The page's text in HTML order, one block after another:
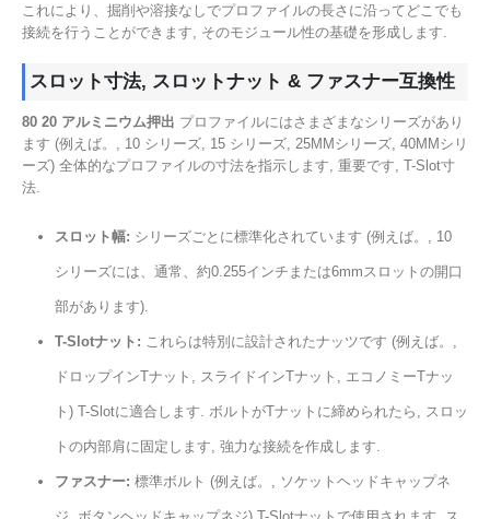
これにより、掘削や溶接なしでプロファイルの長さに沿ってどこでも
接続を行うことができます, そのモジュール性の基礎を形成します.
スロット寸法, スロットナット & ファスナー互換性
80 20 アルミニウム押出 プロファイルにはさまざまなシリーズがあり
ます (例えば。, 10 シリーズ, 15 シリーズ, 25MMシリーズ, 40MMシリ
ーズ) 全体的なプロファイルの寸法を指示します, 重要です, T-Slot寸
法.
スロット幅: シリーズごとに標準化されています (例えば。, 10
シリーズには、通常、約0.255インチまたは6mmスロットの開口
部があります).
T-Slotナット: これらは特別に設計されたナッツです (例えば。,
ドロップインTナット, スライドインTナット, エコノミーTナッ
ト) T-Slotに適合します. ボルトがTナットに締められたら, スロッ
トの内部肩に固定します, 強力な接続を作成します.
ファスナー: 標準ボルト (例えば。, ソケットヘッドキャップネ